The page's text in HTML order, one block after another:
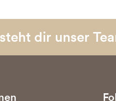
steht dir unser